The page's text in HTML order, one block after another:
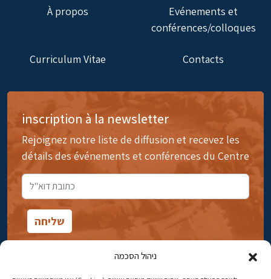
ניהול הסכמה
À propos
Evénements et
conférences/colloques
Curriculum Vitae Contacts
inscription à la newsletter
Rejoignez notre liste de diffusion et recevez les
détails des événements et conférences du Centre